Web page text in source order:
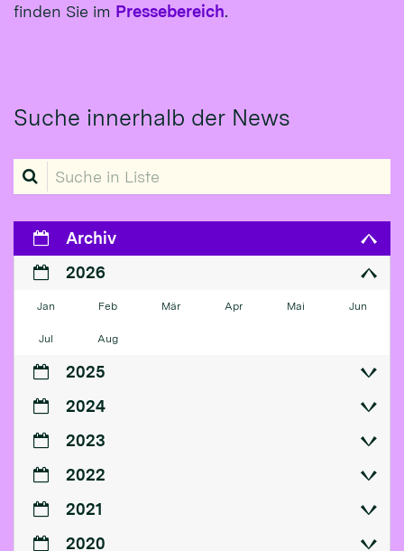
finden Sie im Pressebereich.
Suche innerhalb der News
Suche in Liste
Archiv
2026
Jan Feb Mär Apr Mai Jun
Jul Aug
2025
2024
2023
2022
2021
2020